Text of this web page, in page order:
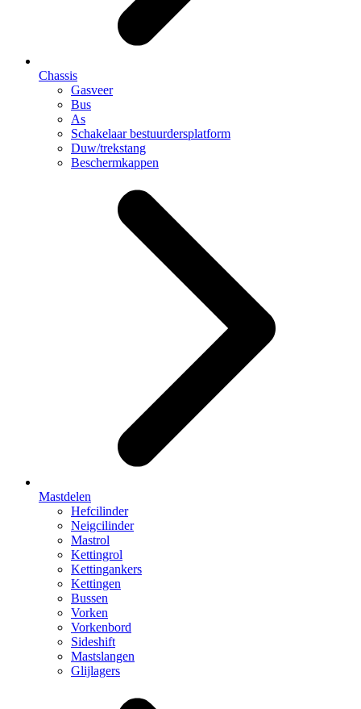
Chassis
Gasveer
Bus
As
Schakelaar bestuurdersplatform
Duw/trekstang
Beschermkappen
Mastdelen
Hefcilinder
Neigcilinder
Mastrol
Kettingrol
Kettingankers
Kettingen
Bussen
Vorken
Vorkenbord
Sideshift
Mastslangen
Glijlagers